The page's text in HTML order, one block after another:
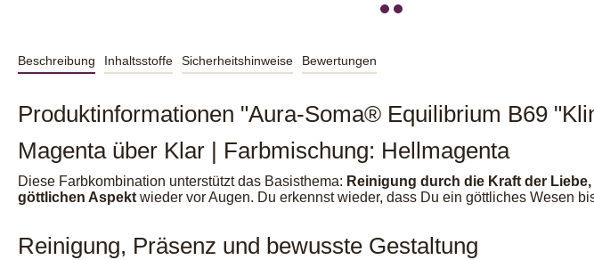
Beschreibung Inhaltsstoffe Sicherheitshinweise Bewertungen
Produktinformationen "Aura-Soma® Equilibrium B69
Magenta über Klar | Farbmischung: Hellmagenta
Diese Farbkombination unterstützt das Basisthema: Reinigung durch die Kraft der
göttlichen Aspekt wieder vor Augen. Du erkennst wieder, dass Du ein göttliches Wesen
Reinigung, Präsenz und bewusste Gestaltung